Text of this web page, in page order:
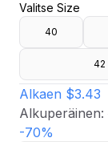
- Rinnan leveys:
- Se voidaan
- Kierrätettyä
PET-pulloista
uudelleen jo
uusien raaka-
Valitse Size
40
42
Alkaen $3.43
Alkuperäinen:
-70%